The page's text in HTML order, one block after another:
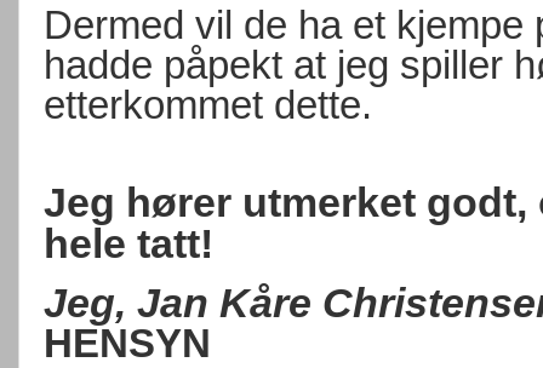
Dermed vil de ha et
hadde påpekt at jeg spiller
etterkommet dette.
Jeg hører utmerket
hele tatt!
Jeg, Jan Kåre
HENSYN